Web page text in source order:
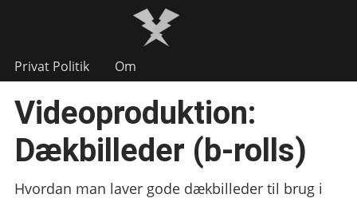
Privat Politik Om
Videoproduktion:
Dækbilleder (b-rolls)
Hvordan man laver gode dækbilleder til brug i